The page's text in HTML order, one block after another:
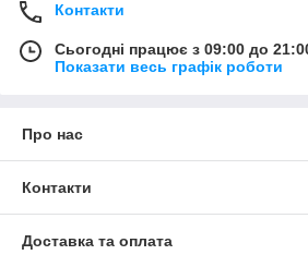
Контакти
Сьогодні працює з 09:00 до
Показати весь графік роботи
Про нас
Контакти
Доставка та оплата